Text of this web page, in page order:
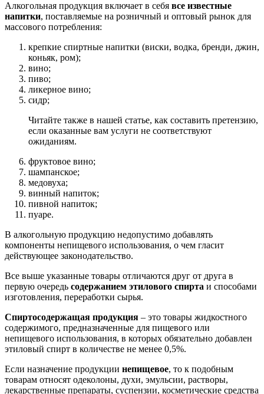
Алкогольная продукция включает в себя все известные
напитки, поставляемые на розничный и оптовый рынок для
массового потребления:
крепкие спиртные напитки (виски, водка, бренди, джин,
коньяк, ром);
вино;
пиво;
ликерное вино;
сидр;
Читайте также в нашей статье, как составить претензию,
если оказанные вам услуги не соответствуют
ожиданиям.
фруктовое вино;
шампанское;
медовуха;
винный напиток;
пивной напиток;
пуаре.
В алкогольную продукцию недопустимо добавлять
компоненты непищевого использования, о чем гласит
действующее законодательство.
Все выше указанные товары отличаются друг от друга в
первую очередь содержанием этилового спирта и способами
изготовления, переработки сырья.
Спиртосодержащая продукция – это товары жидкостного
содержимого, предназначенные для пищевого или
непищевого использования, в которых обязательно добавлен
этиловый спирт в количестве не менее 0,5%.
Если назначение продукции непищевое, то к подобным
товарам относят одеколоны, духи, эмульсии, растворы,
лекарственные препараты, суспензии, косметические средства